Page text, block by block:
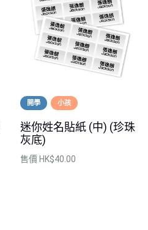
開學 小孩
迷你姓名貼紙 (中) (珍珠
灰底)
售價HK$40.00